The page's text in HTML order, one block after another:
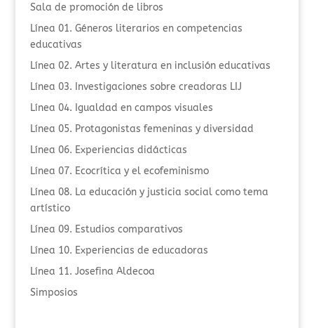
Sala de promoción de libros
Línea 01. Géneros literarios en competencias
educativas
Línea 02. Artes y literatura en inclusión educativas
Línea 03. Investigaciones sobre creadoras LIJ
Línea 04. Igualdad en campos visuales
Línea 05. Protagonistas femeninas y diversidad
Línea 06. Experiencias didácticas
Línea 07. Ecocrítica y el ecofeminismo
Línea 08. La educación y justicia social como tema
artístico
Línea 09. Estudios comparativos
Línea 10. Experiencias de educadoras
Línea 11. Josefina Aldecoa
Simposios